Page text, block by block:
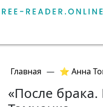
Главная — ⭐ Анна
«После